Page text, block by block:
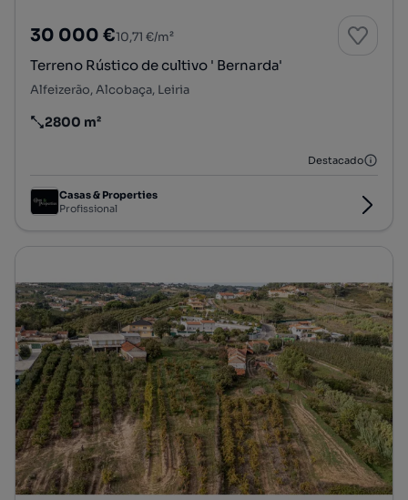
30 000 €10,71 €/m²
Terreno Rústico de cultivo ' Bernarda'
Alfeizerão, Alcobaça, Leiria
Preço por metro quadrado
2800 m²
Destacado
Casas & Properties
Profissional